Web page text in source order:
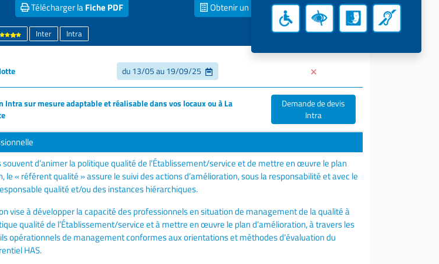
Télécharger laFiche PDF Obtenir un Devis inter
Inter Intra
du 13/05 au 19/09/25
Intra sur mesure adaptable et réalisable dans vos locaux ou à La
Demande de devis
Intra
souvent d’animer la politique qualité de l’Établissement/service et de mettre en œuvre le plan
le « référent qualité » assure le suivi des actions d’amélioration, sous la responsabilité et avec le
qualité et/ou des instances hiérarchiques.
vise à développer la capacité des professionnels en situation de management de la qualité à
qualité de l’Établissement/service et à mettre en œuvre le plan d’amélioration, à travers les
opérationnels de management conformes aux orientations et méthodes d’évaluation du
HAS.